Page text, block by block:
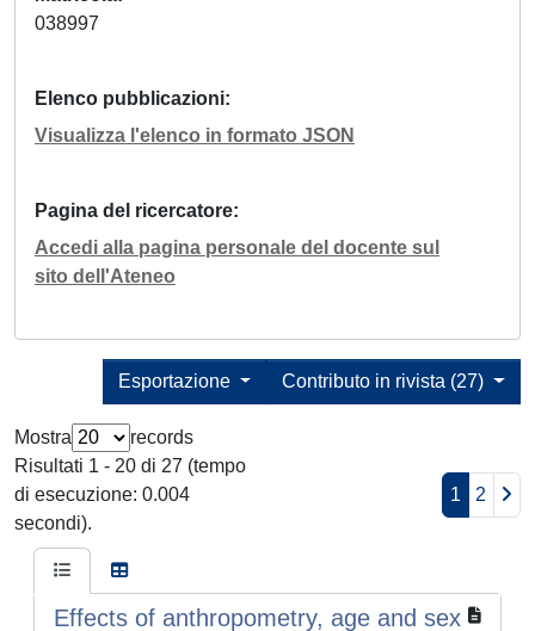
038997
Elenco pubblicazioni
Visualizza l'elenco in formato JSON
Pagina del ricercatore
Accedi alla pagina personale del docente sul
sito dell'Ateneo
Contributo in rivista (27)
Esportazione
Mostra
records
Risultati 1 - 20 di 27 (tempo
di esecuzione: 0.004
secondi).
1 2
Effects of anthropometry, age and sex